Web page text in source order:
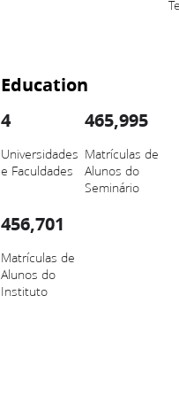
Education
4
Universidades
e Faculdades
465,995
Matrículas de
Alunos do
Seminário
456,701
Matrículas de
Alunos do
Instituto